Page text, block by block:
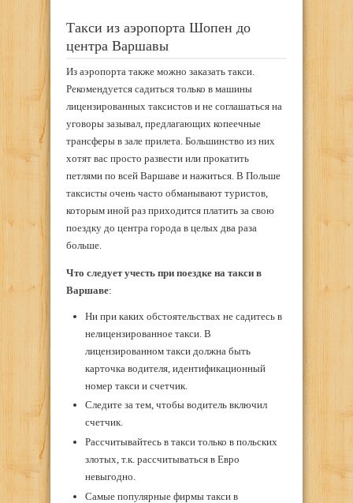
Такси из аэропорта Шопен до
центра Варшавы
Из аэропорта также можно заказать такси.
Рекомендуется садиться только в машины
лицензированных таксистов и не соглашаться на
уговоры зазывал, предлагающих копеечные
трансферы в зале прилета. Большинство из них
хотят вас просто развести или прокатить
петлями по всей Варшаве и нажиться. В Польше
таксисты очень часто обманывают туристов,
которым иной раз приходится платить за свою
поездку до центра города в целых два раза
больше.
Что следует учесть при поездке на такси в
Варшаве:
Ни при каких обстоятельствах не садитесь в
нелицензированное такси. В
лицензированном такси должна быть
карточка водителя, идентификационный
номер такси и счетчик.
Следите за тем, чтобы водитель включил
счетчик.
Рассчитывайтесь в такси только в польских
злотых, т.к. рассчитываться в Евро
невыгодно.
Самые популярные фирмы такси в